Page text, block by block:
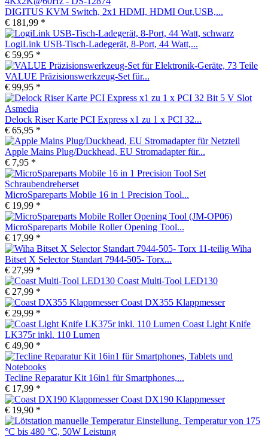
DIGITUS KVM Switch, 2x1 HDMI, HDMI Out,USB,...
€ 181,99 *
LogiLink USB-Tisch-Ladegerät, 8-Port, 44 Watt,...
€ 59,95 *
VALUE Präzisionswerkzeug-Set für...
€ 99,95 *
Delock Riser Karte PCI Express x1 zu 1 x PCI 32...
€ 65,95 *
Apple Mains Plug/Duckhead, EU Stromadapter für...
€ 7,95 *
MicroSpareparts Mobile 16 in 1 Precision Tool...
€ 19,99 *
MicroSpareparts Mobile Roller Opening Tool...
€ 17,99 *
Wiha
Bitset X Selector Standart 7944-505- Torx...
€ 27,99 *
Coast Multi-Tool LED130
€ 27,99 *
Coast DX355 Klappmesser
€ 29,99 *
Coast Light Knife
LK375r inkl. 110 Lumen
€ 49,90 *
Tecline Reparatur Kit 16in1 für Smartphones,...
€ 17,99 *
Coast DX190 Klappmesser
€ 19,90 *